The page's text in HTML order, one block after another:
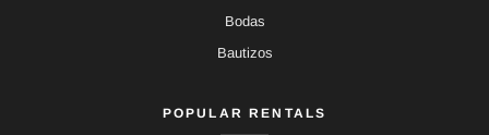
Bodas
Bautizos
POPULAR RENTALS